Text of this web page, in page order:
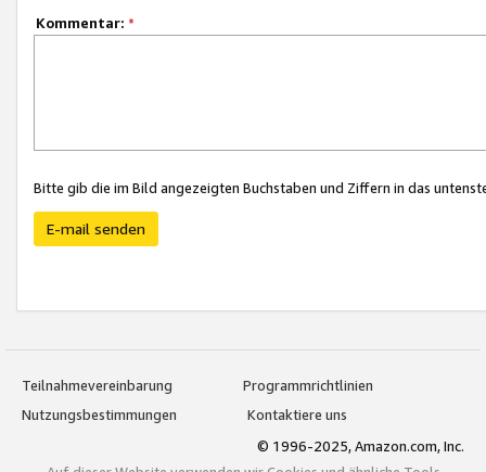
Kommentar: *
Bitte gib die im Bild angezeigten Buchstaben und Ziffern in das
E-mail senden
Teilnahmevereinbarung
Programmrichtlinien
Nutzungsbestimmungen
Kontaktiere uns
© 1996-2025, Amazon.com, Inc.